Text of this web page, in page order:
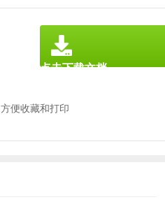
便收藏和打印
点击下载文档